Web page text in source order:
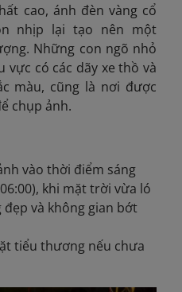
cao, ánh đèn vàng cổ
nhịp lại tạo nên một
Những con ngõ nhỏ
vực có các dãy xe thồ và
màu, cũng là nơi được
chụp ảnh.
vào thời điểm sáng
khi mặt trời vừa ló
đẹp và không gian bớt
tiểu thương nếu chưa